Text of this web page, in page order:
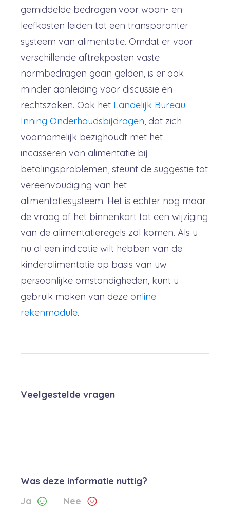
gemiddelde bedragen voor woon- en
leefkosten leiden tot een transparanter
systeem van alimentatie. Omdat er voor
verschillende aftrekposten vaste
normbedragen gaan gelden, is er ook
minder aanleiding voor discussie en
rechtszaken. Ook het Landelijk Bureau
Inning Onderhoudsbijdragen, dat zich
voornamelijk bezighoudt met het
incasseren van alimentatie bij
betalingsproblemen, steunt de suggestie tot
vereenvoudiging van het
alimentatiesysteem. Het is echter nog maar
de vraag of het binnenkort tot een wijziging
van de alimentatieregels zal komen. Als u
nu al een indicatie wilt hebben van de
kinderalimentatie op basis van uw
persoonlijke omstandigheden, kunt u
gebruik maken van deze online
rekenmodule.
Veelgestelde vragen
Was deze informatie nuttig?
Ja
Nee